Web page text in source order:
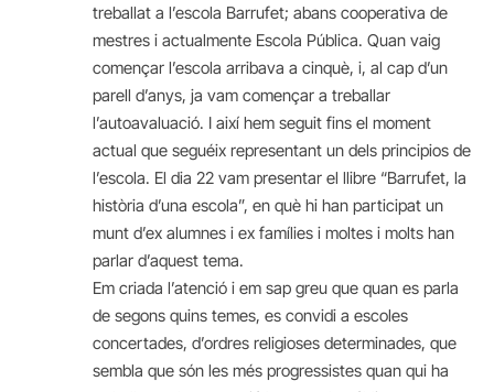
treballat a l’escola Barrufet; abans cooperativa de
mestres i actualmente Escola Pública. Quan vaig
començar l’escola arribava a cinquè, i, al cap d’un
parell d’anys, ja vam començar a treballar
l’autoavaluació. I així hem seguit fins el moment
actual que seguéix representant un dels principios de
l’escola. El dia 22 vam presentar el llibre “Barrufet, la
història d’una escola”, en què hi han participat un
munt d’ex alumnes i ex famílies i moltes i molts han
parlar d’aquest tema.
Em criada l’atenció i em sap greu que quan es parla
de segons quins temes, es convidi a escoles
concertades, d’ordres religioses determinades, que
sembla que són les més progressistes quan qui ha